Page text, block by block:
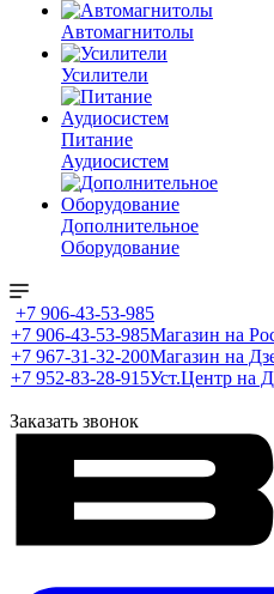
Автомагнитолы
Усилители
Питание
Аудиосистем
Дополнительное
Оборудование
+7 906-43-53-985
+7 906-43-53-985Магазин на
+7 967-31-32-200Магазин на
+7 952-83-28-915Уст.Центр на
Заказать звонок